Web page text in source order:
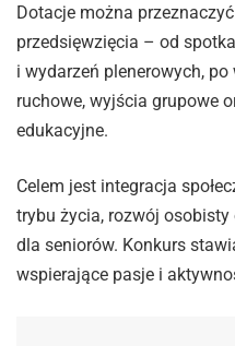
Dotacje można
przedsięwzięcia – od
i wydarzeń plenerowych,
ruchowe, wyjścia grupowe
edukacyjne.
Celem jest integracja
trybu życia, rozwój
dla seniorów. Konkurs
wspierające pasje i